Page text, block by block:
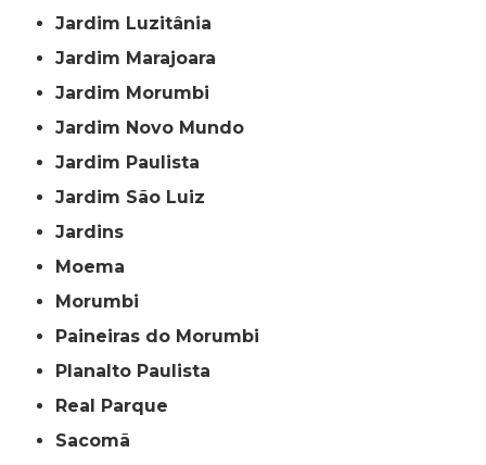
Jardim Luzitânia
Jardim Marajoara
Jardim Morumbi
Jardim Novo Mundo
Jardim Paulista
Jardim São Luiz
Jardins
Moema
Morumbi
Paineiras do Morumbi
Planalto Paulista
Real Parque
Sacomã